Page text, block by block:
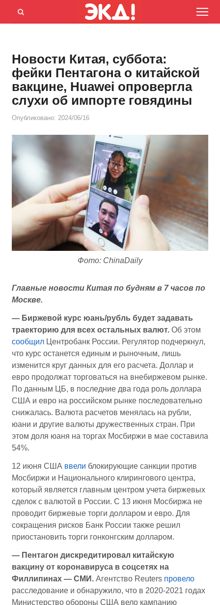
Menu
Открыть
Новости Китая, суббота:
фейки Пентагона о китайской
вакцине, Huawei опровергла
слухи об импорте говядины
Опубликовано: 2024/06/16
Фото: ChinaDaily
Главные новости Китая по будням в 7 часов по
Москве.
— Биржевой курс юань/рубль будет задавать
траекторию для всех остальных валют. Об этом
сообщил Центробанк России. Регулятор подчеркнул,
что курс останется единым и рыночным, лишь
изменится круг данных для его расчета. Доллар и
евро продолжат торговаться на внебиржевом рынке.
По данным ЦБ, в последние два года роль доллара
США и евро на российском рынке последовательно
снижалась. Валюта расчетов менялась на рубли,
юани и другие валюты дружественных стран. При
этом доля юаня на торгах Мосбиржи в мае составила
54%.
12 июня США ввели блокирующие санкции против
Мосбиржи и Национального клирингового центра,
который является главным центром учета биржевых
сделок с валютой в России. С 13 июня Мосбиржа не
проводит биржевые торги долларом и евро. Для
сокращения рисков Банк России также решил
приостановить торги гонконгским долларом.
— Пентагон дискредитировал китайскую
вакцину от коронавируса в соцсетях на
Филлипинах — СМИ. Агентство Reuters провело
расследование и обнаружило, что в 2020-2021 годах
Министерство обороны США вело кампанию